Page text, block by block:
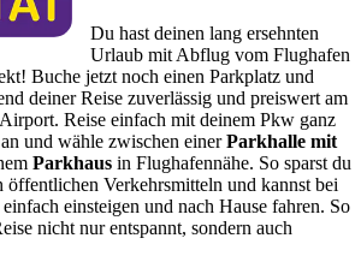
Du hast deinen lang ersehnten
Urlaub mit Abflug vom Flughafen
Buche jetzt noch einen Parkplatz und
deiner Reise zuverlässig und preiswert am
Reise einfach mit deinem Pkw ganz
und wähle zwischen einerParkhalle mit
Parkhaus in Flughafennähe. So sparst du
öffentlichen Verkehrsmitteln und kannst bei
einsteigen und nach Hause fahren. So
nicht nur entspannt, sondern auch